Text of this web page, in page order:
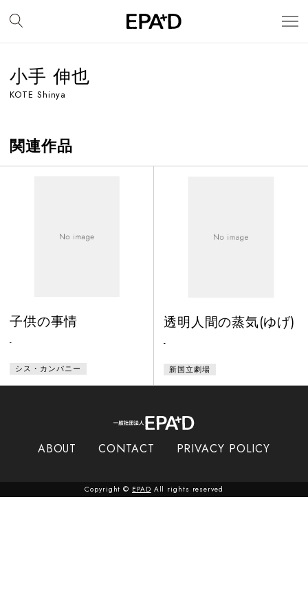
小手 伸也
KOTE Shinya
関連作品
子供の事情
-
シス・カンパニー
透明人間の蒸気(ゆげ)
-
新国立劇場
ABOUT CONTACT PRIVACY POLICY
Copyright © EPAD All rights reserved